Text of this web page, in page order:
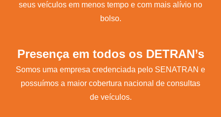
seus veículos em menos tempo e com mais alívio no
bolso.
Presença em todos os DETRAN’s
Somos uma empresa credenciada pelo SENATRAN e
possuímos a maior cobertura nacional de consultas
de veículos.